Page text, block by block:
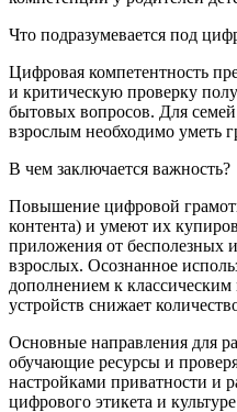
Что подразумевается под
Цифровая компетентность
и критическую проверку
бытовых вопросов. Для семей
взрослым необходимо уметь
В чем заключается важность?
Повышение цифровой
контента) и умеют их
приложения от бесполезных
взрослых. Осознанное
дополнением к
устройств снижает
Основные направления для
обучающие ресурсы и
настройками приватности и
цифрового этикета и